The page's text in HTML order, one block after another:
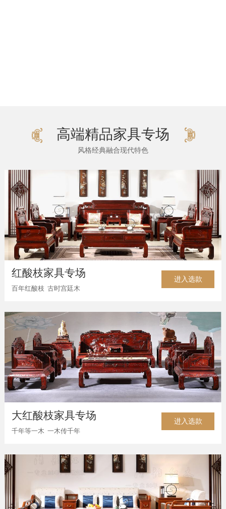
高端精品家具专场
风格经典融合现代特色
红酸枝家具专场
百年红酸枝 古时宫廷木
进入选款
大红酸枝家具专场
千年等一木 一木传千年
进入选款